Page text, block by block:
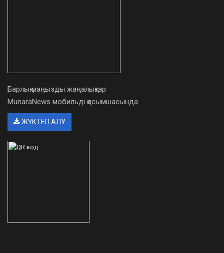
Барлық маңызды жаңалықтар
MunaraNews мобильді қосымшасында
ЖҮКТЕП АЛУ